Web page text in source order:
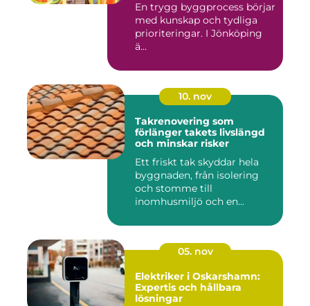
En trygg byggprocess börjar
med kunskap och tydliga
prioriteringar. I Jönköping
ä...
10. nov
Takrenovering som
förlänger takets livslängd
och minskar risker
Ett friskt tak skyddar hela
byggnaden, från isolering
och stomme till
inomhusmiljö och en...
05. nov
Elektriker i Oskarshamn:
Expertis och hållbara
lösningar